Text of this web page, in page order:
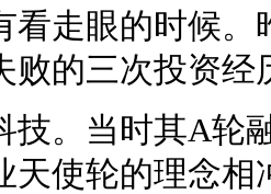
看走眼的时候。
败的三次投资经
技。当时其A轮
天使轮的理念